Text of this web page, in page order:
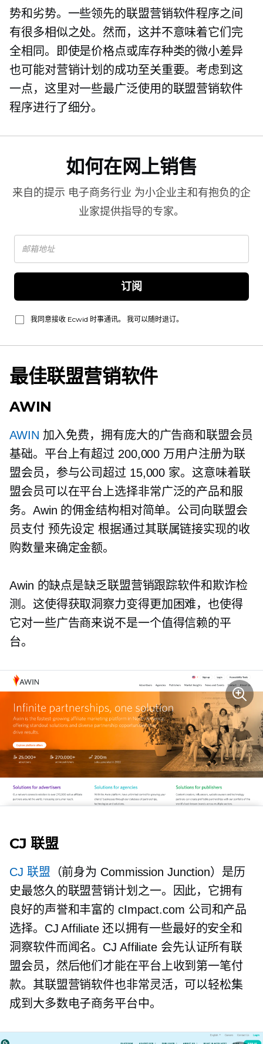
势和劣势。一些领先的联盟营销软件程序之间
有很多相似之处。然而，这并不意味着它们完
全相同。即使是价格点或库存种类的微小差异
也可能对营销计划的成功至关重要。考虑到这
一点，这里对一些最广泛使用的联盟营销软件
程序进行了细分。
如何在网上销售
来自的提示 电子商务行业 为小企业主和有抱负的企
业家提供指导的专家。
订阅
我同意接收 Ecwid 时事通讯。 我可以随时退订。
最佳联盟营销软件
AWIN
AWIN 加入免费，拥有庞大的广告商和联盟会员
基础。平台上有超过 200,000 万用户注册为联
盟会员，参与公司超过 15,000 家。这意味着联
盟会员可以在平台上选择非常广泛的产品和服
务。Awin 的佣金结构相对简单。公司向联盟会
员支付 预先设定 根据通过其联属链接实现的收
购数量来确定金额。
Awin 的缺点是缺乏联盟营销跟踪软件和欺诈检
测。这使得获取洞察力变得更加困难，也使得
它对一些广告商来说不是一个值得信赖的平
台。
CJ 联盟
CJ 联盟 （前身为 Commission Junction）是历
史最悠久的联盟营销计划之一。因此，它拥有
良好的声誉和丰富的 cImpact.com 公司和产品
选择。CJ Affiliate 还以拥有一些最好的安全和
洞察软件而闻名。CJ Affiliate 会先认证所有联
盟会员，然后他们才能在平台上收到第一笔付
款。其联盟营销软件也非常灵活，可以轻松集
成到大多数电子商务平台中。